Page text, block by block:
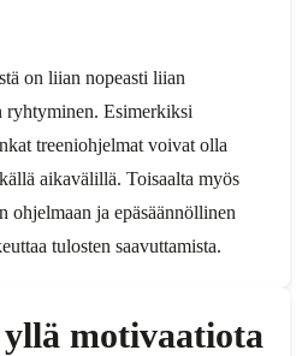
on liian nopeasti liian
ryhtyminen. Esimerkiksi
treeniohjelmat voivat olla
aikavälillä. Toisaalta myös
ohjelmaan ja epäsäännöllinen
tulosten saavuttamista.
motivaatiota